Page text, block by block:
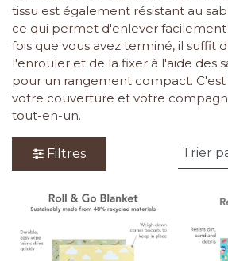
tissu est également résistant au
ce qui permet d'enlever facilement
fois que vous avez terminé, il suffit
l'enrouler et de la fixer à l'aide des
pour un rangement compact.
votre couverture et votre
tout-en-un.
Filtres